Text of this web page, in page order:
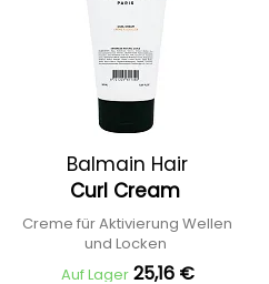
Balmain Hair
Curl Cream
Creme für Aktivierung Wellen
und Locken
Auf Lager 25,16 €